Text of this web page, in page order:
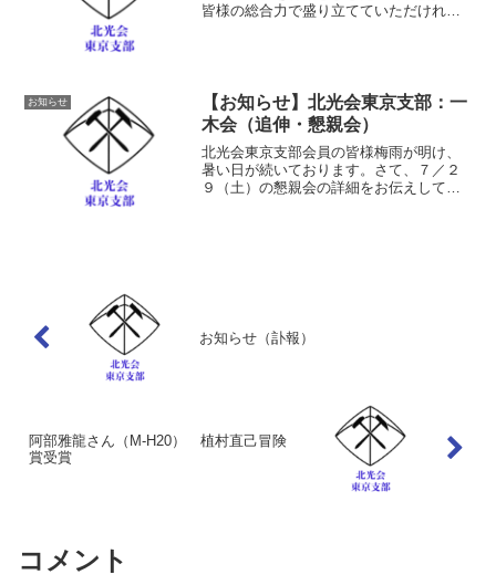
皆様の総合力で盛り立てていただければ
お知らせ
【お知らせ】北光会東京支部：一
木会（追伸・懇親会）
北光会東京支部会員の皆様梅雨が明け、
暑い日が続いております。さて、７／２
９（土）の懇親会の詳細をお伝えしてお
お知らせ（訃報）
阿部雅龍さん（M-H20） 植村直己冒険
賞受賞
コメント